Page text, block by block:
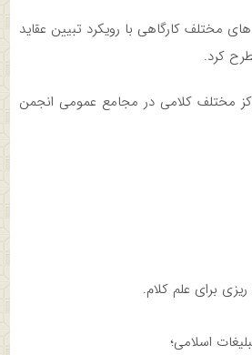
مختلف کارگاهی با رویکرد تبیین عقاید
کرد.
مختلف کلامی در مجامع عمومی انجمن
برای علم کلام.
اسلامی؛